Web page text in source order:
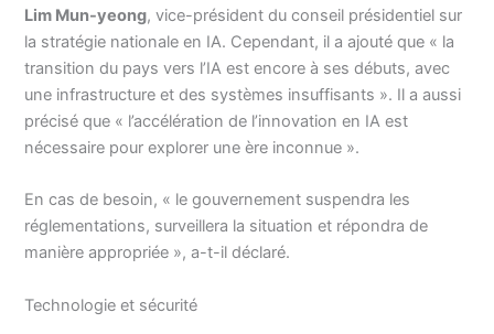
Lim Mun-yeong, vice-président du conseil présidentiel sur
la stratégie nationale en IA. Cependant, il a ajouté que « la
transition du pays vers l’IA est encore à ses débuts, avec
une infrastructure et des systèmes insuffisants ». Il a aussi
précisé que « l’accélération de l’innovation en IA est
nécessaire pour explorer une ère inconnue ».
En cas de besoin, « le gouvernement suspendra les
réglementations, surveillera la situation et répondra de
manière appropriée », a-t-il déclaré.
Technologie et sécurité